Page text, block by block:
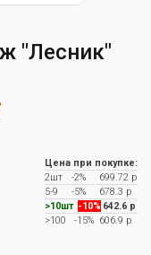
"Лесник"
Цена при покупке:
2шт
-2%
699.72 р
5-9
-5%
678.3 р
>10шт -10% 642.6 р
>100
-15% 606.9 р